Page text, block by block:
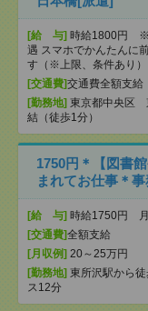
[給 与] 時給1800円 ※
遇 スマホでかんたんに
す（※上限、条件あり）
[交通費]交通費全額支給
[勤務地] 東京都中央区
結（徒歩1分）
1750円＊【図書
まれてお仕事＊
[給 与] 時給1750円
[交通費]全額支給
[月収例] 20～25万円
[勤務地] 東所沢駅から
ス12分